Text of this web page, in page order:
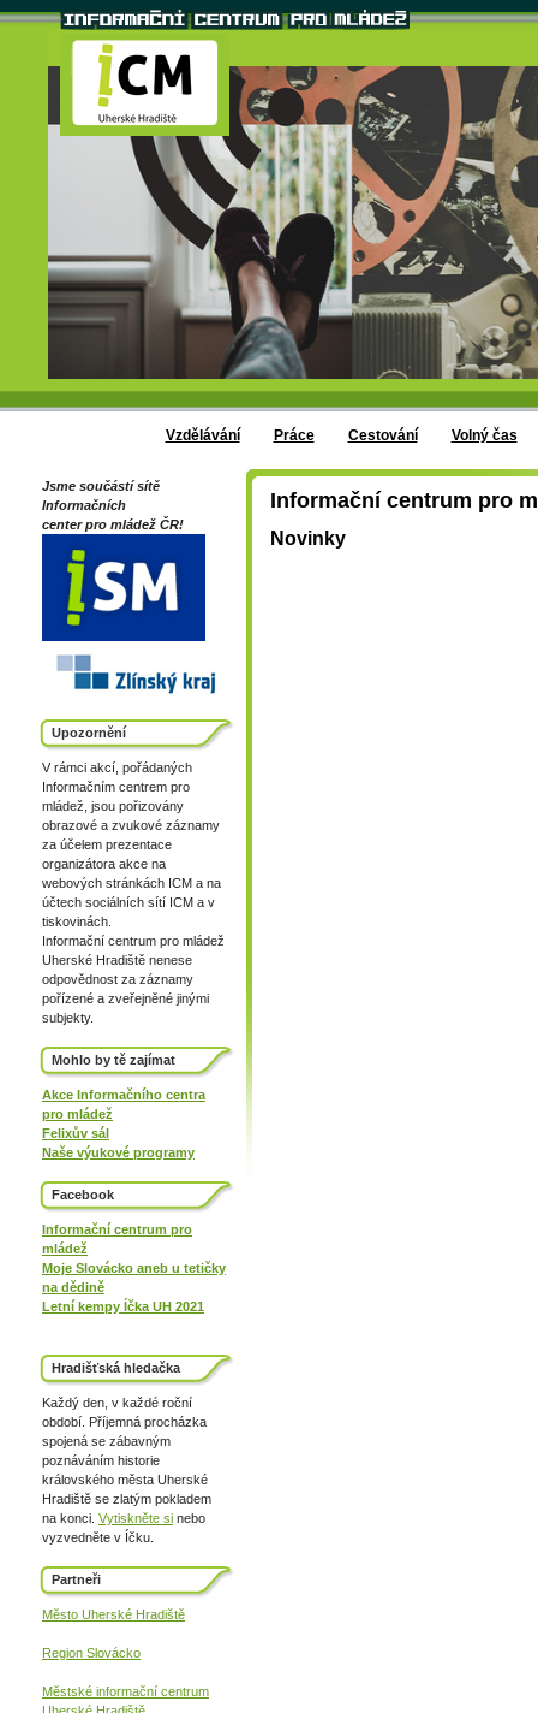
Vzdělávání Práce Cestování Volný čas
Jsme součástí sítě
Informačních
center pro mládež ČR!
Upozornění
V rámci akcí, pořádaných
Informačním centrem pro
mládež, jsou pořizovány
obrazové a zvukové záznamy
za účelem prezentace
organizátora akce na
webových stránkách ICM a na
účtech sociálních sítí ICM a v
tiskovinách.
Informační centrum pro mládež
Uherské Hradiště nenese
odpovědnost za záznamy
pořízené a zveřejněné jinými
subjekty.
Mohlo by tě zajímat
Akce Informačního centra
pro mládež
Felixův sál
Naše výukové programy
Facebook
Informační centrum pro
mládež
Moje Slovácko aneb u tetičky
na dědině
Letní kempy Íčka UH 2021
Hradišťská hledačka
Každý den, v každé roční
období. Příjemná procházka
spojená se zábavným
poznáváním historie
královského města Uherské
Hradiště se zlatým pokladem
na konci. Vytiskněte si nebo
vyzvedněte v Íčku.
Partneři
Město Uherské Hradiště
Region Slovácko
Městské informační centrum
Informační centrum pro
Novinky